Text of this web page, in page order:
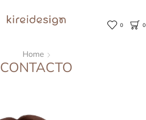
0 0
Home
CONTACTO